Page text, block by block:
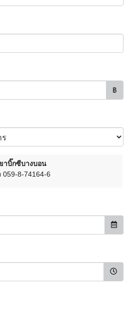
฿
าบิ๊กซีบางบอน
059-8-74164-6